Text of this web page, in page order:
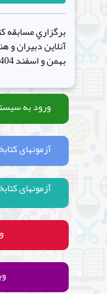
برگزاري مسابقه
آنلاين دبيران و
بهمن و اسفند 1404 برگزار مي شود.
ورود به
آزمونهای
آزمونهای